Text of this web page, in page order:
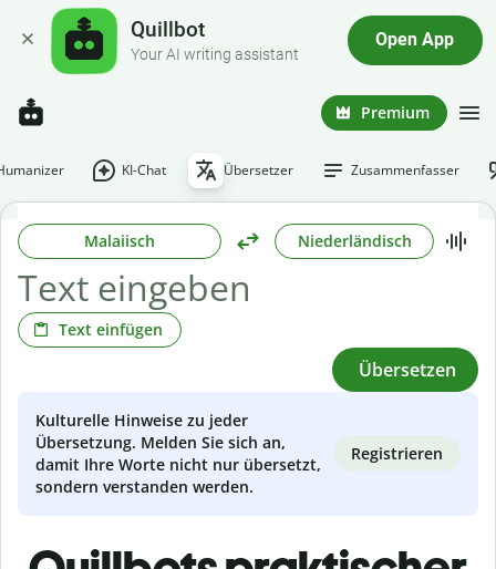
Quillbot
Your AI writing assistant
Open App
Premium
KI-Chat Übersetzer Zusammenfasser
Malaiisch Niederländisch
Text einfügen
Übersetzen
Kulturelle Hinweise zu jeder
Übersetzung. Melden Sie sich an,
damit Ihre Worte nicht nur übersetzt,
sondern verstanden werden.
Registrieren